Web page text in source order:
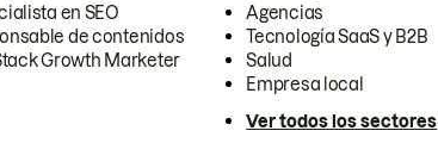
en SEO
de contenidos
Growth Marketer
Agencias
Tecnología SaaS y B2B
Salud
Empresa local
Ver todos los sectores